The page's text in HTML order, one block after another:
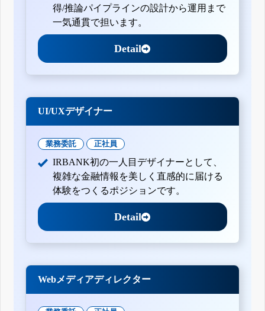
得/推論パイプラインの設計から運用まで
一気通貫で担います。
Detail
UI/UXデザイナー
業務委託 正社員
IRBANK初の一人目デザイナーとして、
複雑な金融情報を美しく直感的に届ける
体験をつくるポジションです。
Detail
Webメディアディレクター